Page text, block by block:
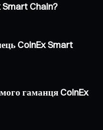
Chain?
CoinEx Smart
гаманця CoinEx